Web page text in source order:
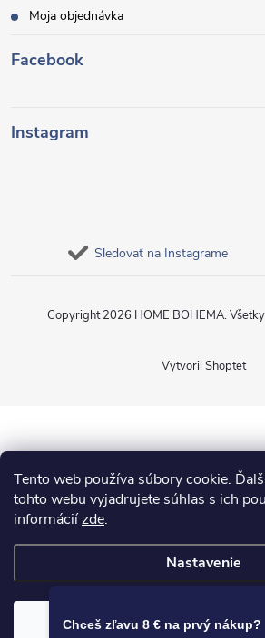
Tento web používa súbory cookie.
tohto webu vyjadrujete súhlas s ich
informáciízde.
Nastavenie
Súhlasím
Moja objednávka
Facebook
Instagram
Sledovať na Instagrame
Vytvoril Shoptet
Copyright 2026 HOME BOHEMA.
Chceš zľavu 8 € na prvý nákup?